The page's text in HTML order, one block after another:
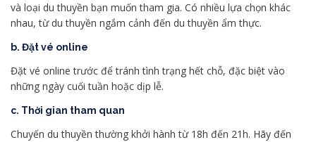
và loại du thuyền bạn muốn tham gia. Có nhiều lựa chọn khác
nhau, từ du thuyền ngắm cảnh đến du thuyền ẩm thực.
b. Đặt vé online
Đặt vé online trước để tránh tình trạng hết chỗ, đặc biệt vào
những ngày cuối tuần hoặc dịp lễ.
c. Thời gian tham quan
Chuyến du thuyền thường khởi hành từ 18h đến 21h. Hãy đến